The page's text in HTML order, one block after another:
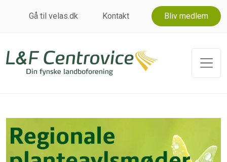
Gå til velas.dk Kontakt Bliv medlem